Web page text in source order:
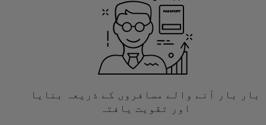
بار بار آنے والے مسافروں کے ذریعہ بنایا
اور تقویت یافتہ